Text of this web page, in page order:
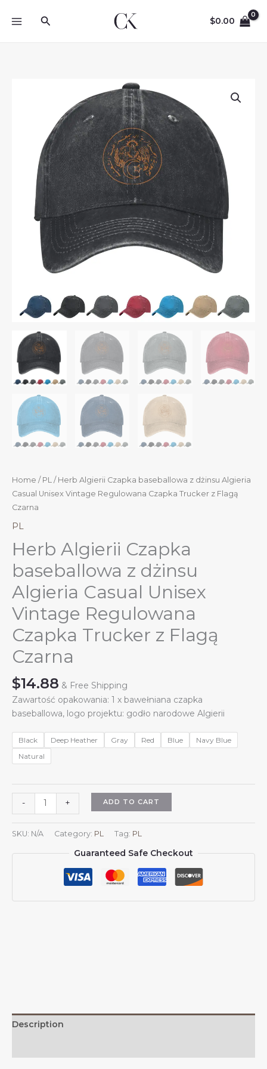
Search $0.00
Home / PL / Herb Algierii Czapka baseballowa z dżinsu Algieria
Casual Unisex Vintage Regulowana Czapka Trucker z Flagą
Czarna
PL
Herb Algierii Czapka
baseballowa z dżinsu
Algieria Casual Unisex
Vintage Regulowana
Czapka Trucker z Flagą
Czarna
$14.88 & Free Shipping
Zawartość opakowania: 1 x bawełniana czapka
baseballowa, logo projektu: godło narodowe Algierii
Black Deep Heather Gray Red Blue
Navy Blue
Natural
-
Algierii
Czapka
baseballowa
z
quantity
+ ADD TO CART
SKU: N/A Category: PL Tag: PL
Guaranteed Safe Checkout
Description